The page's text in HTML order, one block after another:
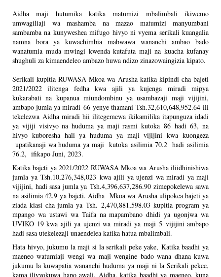
Aidha maji hutumika katika matumizi mbalimbali ikiwemo
umwagiliaji wa mashamba na mazao matumizi manyumbani
sambamba na kunyweshea mifugo hivyo ni vyema serikali kuangalia
namna bora ya kuwachimbia mabwawa wananchi ambao bado
wanatumia muda mwingi kwenda kutafuta maji na kuacha kufanay
shughuli za kimaendeleo ambazo huwa ndizo zinazowaingizia kipato.
Serikali kupitia RUWASA Mkoa wa Arusha katika kipindi cha bajeti
2021/2022 ilitenga fedha kwa ajili ya kujenga miradi mipya
kukarabati na kupanua miundombinu ya usambazaji maji vijijini,
ambapo jumla ya miradi 66 yenye thamani Tsh.32,610,648,952.64 ili
tekelezwa Aidha miradi hii ilitegemewa ikikamilika itapunguza idadi
ya vijiji visivyo na huduma ya maji rasmi kutoka 86 hadi 63, na
hivyo kuboresha hali ya huduma ya maji vijijini kwa kuongeza
upatikanaji wa huduma ya maji kutoka asilimia 70.2 hadi asilimia
76.2, ifikapo Juni, 2023.
Katika bajeti ya 2021/2022 RUWASA Mkoa wa Arusha iliidhinishiwa
jumla ya Tsh.10,276,348,023 kwa ajili ya ujenzi wa miradi ya maji
vijijini, hadi sasa jumla ya Tsh.4,396,637,286.90zimepokelewa sawa
na asilimia 42.9 ya bajeti. Aidha Mkoa wa Arusha ulipokea bajeti ya
ziada kiasi cha jumla ya Tsh. 2,470,881,598.03kupitia program ya
mpango wa ustawi wa Taifa na mapambano dhidi ya ugonjwa wa
UVIKO 19 kwa ajili ya ujenzi wa miradi ya maji 5 vijijini ambapo
hadi sasa utekelezaji unaendelea katika hatua mbalimbali.
Hata hivyo, jukumu la maji si la serikali peke yake, Katika baadhi ya
maeneo watumiaji wengi wa maji wengine bado wana dhana kuwa
jukumu la kuwapatia wananchi huduma ya maji ni la Serikali pekee,
kama ilivyokuwa hapo awali. Aidha, katika baadhi ya maeneo, kuna